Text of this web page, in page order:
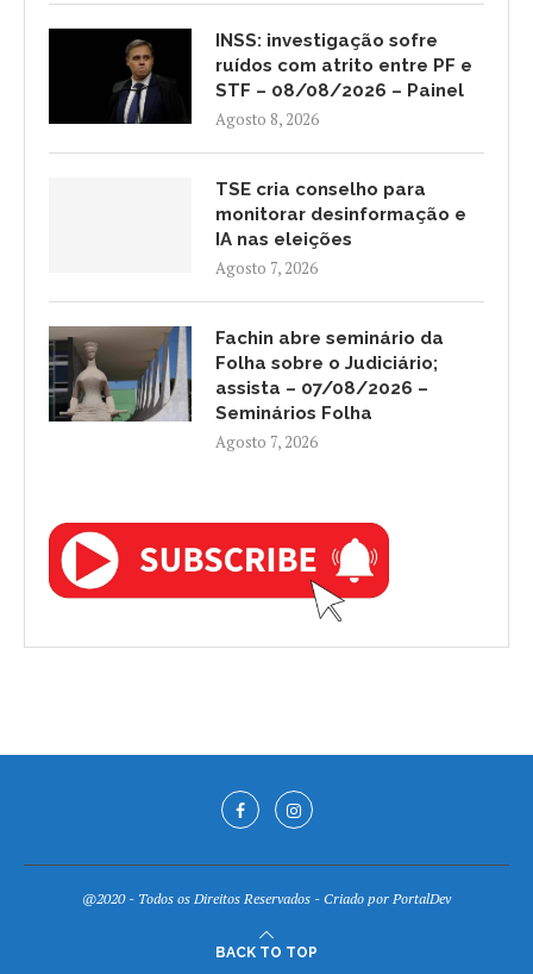
INSS: investigação sofre
ruídos com atrito entre PF e
STF – 08/08/2026 – Painel
Agosto 8, 2026
TSE cria conselho para
monitorar desinformação e
IA nas eleições
Agosto 7, 2026
Fachin abre seminário da
Folha sobre o Judiciário;
assista – 07/08/2026 –
Seminários Folha
Agosto 7, 2026
@2020 - Todos os Direitos Reservados - Criado por PortalDev
BACK TO TOP